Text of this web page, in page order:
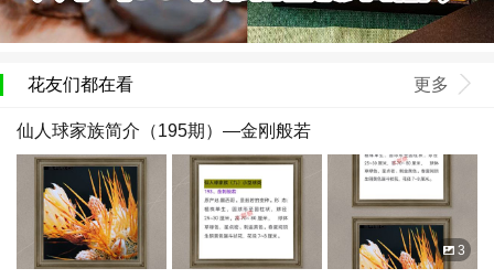
花友们都在看 更多
仙人球家族简介（195期）—金刚般若
3